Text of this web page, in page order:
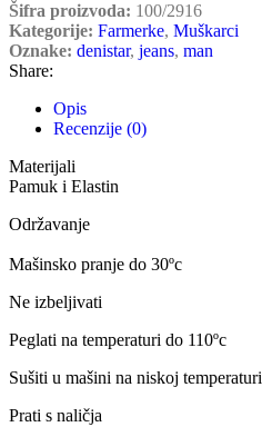
Šifra proizvoda: 100/2916
Kategorije: Farmerke, Muškarci
Oznake: denistar, jeans, man
Share:
Opis
Recenzije (0)
Materijali
Pamuk i Elastin
Održavanje
Mašinsko pranje do 30ºc
Ne izbeljivati
Peglati na temperaturi do 110ºc
Sušiti u mašini na niskoj temperaturi
Prati s naličja